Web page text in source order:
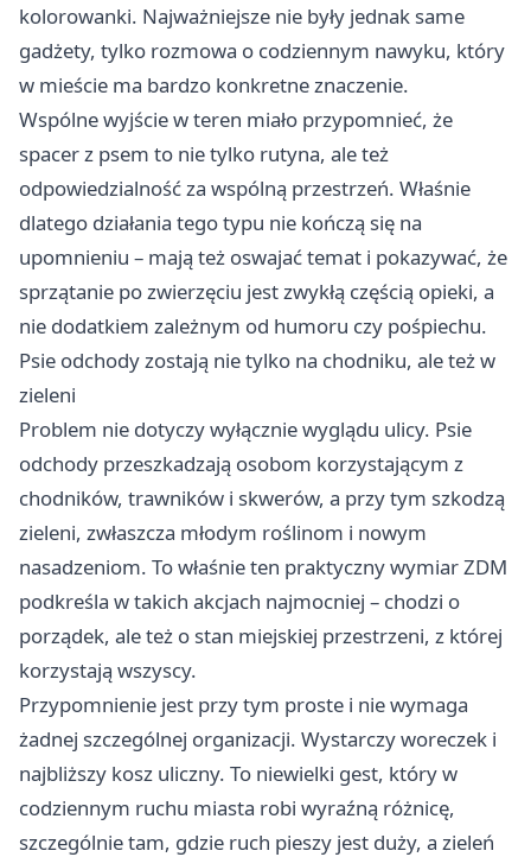
kolorowanki. Najważniejsze nie były jednak same
gadżety, tylko rozmowa o codziennym nawyku, który
w mieście ma bardzo konkretne znaczenie.
Wspólne wyjście w teren miało przypomnieć, że
spacer z psem to nie tylko rutyna, ale też
odpowiedzialność za wspólną przestrzeń. Właśnie
dlatego działania tego typu nie kończą się na
upomnieniu – mają też oswajać temat i pokazywać, że
sprzątanie po zwierzęciu jest zwykłą częścią opieki, a
nie dodatkiem zależnym od humoru czy pośpiechu.
Psie odchody zostają nie tylko na chodniku, ale też w
zieleni
Problem nie dotyczy wyłącznie wyglądu ulicy. Psie
odchody przeszkadzają osobom korzystającym z
chodników, trawników i skwerów, a przy tym szkodzą
zieleni, zwłaszcza młodym roślinom i nowym
nasadzeniom. To właśnie ten praktyczny wymiar ZDM
podkreśla w takich akcjach najmocniej – chodzi o
porządek, ale też o stan miejskiej przestrzeni, z której
korzystają wszyscy.
Przypomnienie jest przy tym proste i nie wymaga
żadnej szczególnej organizacji. Wystarczy woreczek i
najbliższy kosz uliczny. To niewielki gest, który w
codziennym ruchu miasta robi wyraźną różnicę,
szczególnie tam, gdzie ruch pieszy jest duży, a zieleń